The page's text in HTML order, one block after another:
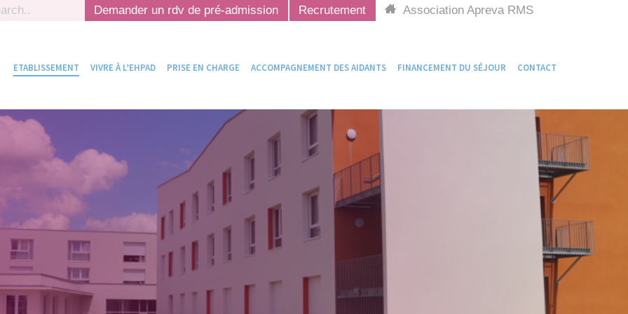
Demander un rdv de pré-admission Recrutement Association Apreva RMS
ETABLISSEMENT VIVRE À L’EHPAD PRISE EN CHARGE ACCOMPAGNEMENT DES AIDANTS FINANCEMENT DU SÉJOUR CONTACT